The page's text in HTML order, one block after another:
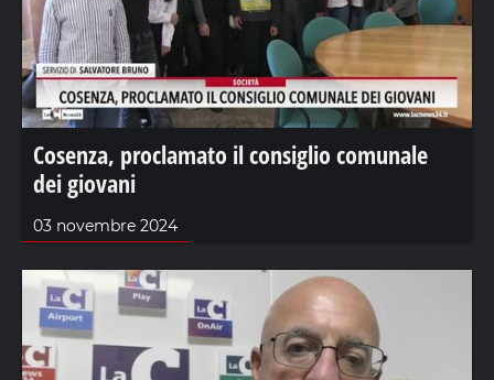
Cosenza, proclamato il consiglio comunale
dei giovani
03 novembre 2024